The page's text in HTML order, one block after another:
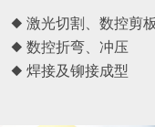
◆ 激光切割、数控剪板
◆ 数控折弯、冲压
◆ 焊接及铆接成型